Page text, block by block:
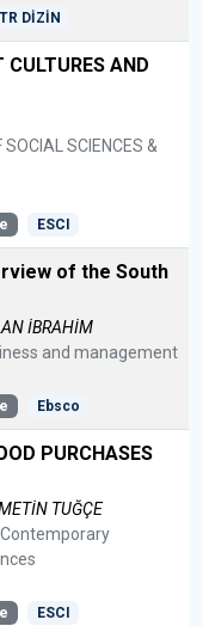
TR DİZİN
CULTURES AND
SCIENCES &
ESCI
of the South
İBRAHİM
and management
Ebsco
PURCHASES
TUĞÇE
ESCI